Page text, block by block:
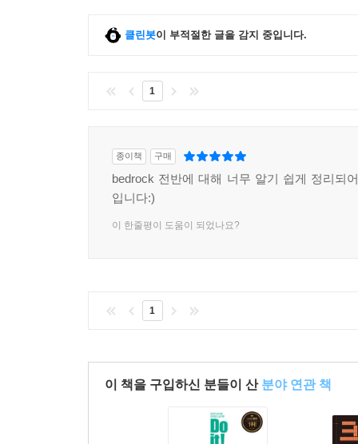
이 책은 단순한 기술 안내서를 넘어, 데이터와
만합니다. 이 책은 Amazon Bedrock 서비스를 중
API 연동을 통한 서비스 확장, 그리고 다양한 활용
Bedrock 서비스 안내서가 아닌, 생성형 AI 기술
- 이상오 (GS Neotek CTO)
설명하며, 특히 AI 경험이 없는 독자들을 위한
책을 통해 생성형 AI를 DevOps와 자연스럽게
개발자에게 강력히 추천합니다.
클린봇이 부적절한 글을 감지 중입니다.
1
종이책 구매
bedrock 전반에 대해 너무 알기 쉽게 정리되
입니다:)
이 한줄평이 도움이 되었나요?
1
이 책을 구입하신 분들이 산 분야 연관 책